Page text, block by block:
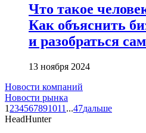
Что такое
Как объяснить
и разобраться
13 ноября 2024
Новости компаний
Новости рынка
1 234567891011 ...47дальше
HeadHunter